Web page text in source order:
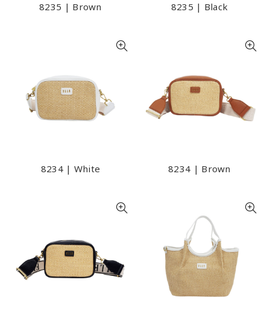
8235 | Brown 8235 | Black
8234 | White 8234 | Brown